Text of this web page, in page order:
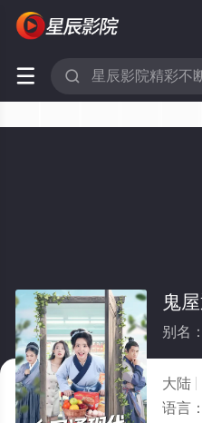
 
大陆
语言：